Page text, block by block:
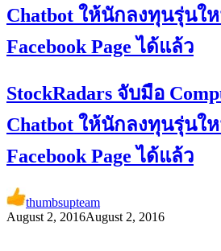
Chatbot ให้นักลงทุนรุ่นใ
Facebook Page ได้แล้ว
StockRadars จับมือ
Chatbot ให้นักลงทุนรุ่นใ
Facebook Page ได้แล้ว
thumbsupteam
August 2, 2016August 2, 2016